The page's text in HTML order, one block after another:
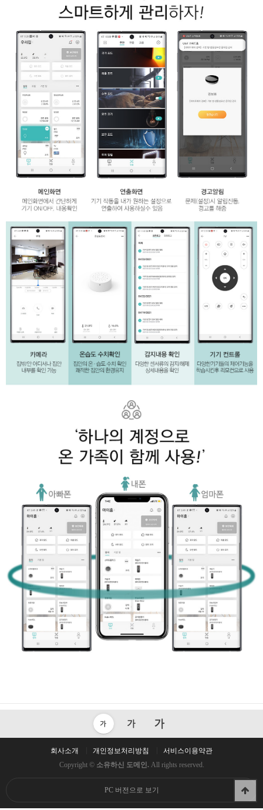
회사소개 개인정보처리방침
서비스이용약관
Copyright © 소유하신 도메인. All rights reserved.
PC 버전으로 보기